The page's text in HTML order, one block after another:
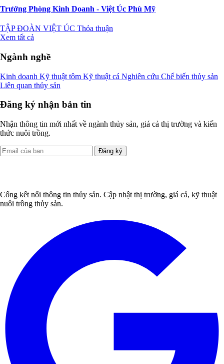
Trưởng Phòng Kinh Doanh - Việt Úc Phù Mỹ
TẬP ĐOÀN VIỆT ÚC Thỏa thuận
Xem tất cả
Ngành nghề
Kinh doanh Kỹ thuật tôm Kỹ thuật cá Nghiên cứu Chế biến thủy sản
Liên quan thủy sản
Đăng ký nhận bản tin
Nhận thông tin mới nhất về ngành thủy sản, giá cả thị trường và kiến
thức nuôi trồng.
Đăng ký
Cổng kết nối thông tin thủy sản. Cập nhật thị trường, giá cả, kỹ thuật
nuôi trồng thủy sản.